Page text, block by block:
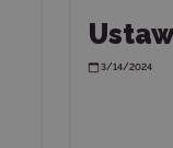
3/14/2024